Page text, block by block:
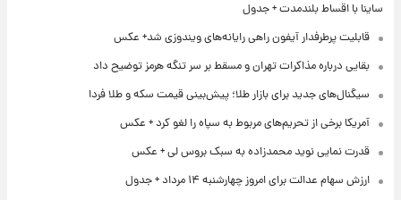
ساینا با اقساط بلندمدت + جدول
قابلیت پرطرفدار آیفون راهی رایانه‌های ویندوزی شد+ عکس
بقایی درباره مذاکرات تهران و مسقط بر سر تنگه هرمز توضیح داد
سیگنال‌های جدید برای بازار طلا؛ پیش‌بینی قیمت سکه و طلا فردا
آمریکا برخی از تحریم‌های مربوط به سپاه را لغو کرد + عکس
قدرت نمایی نوید محمدزاده به سبک بروس لی + عکس
ارزش سهام عدالت برای امروز چهارشنبه ۱۴ مرداد + جدول